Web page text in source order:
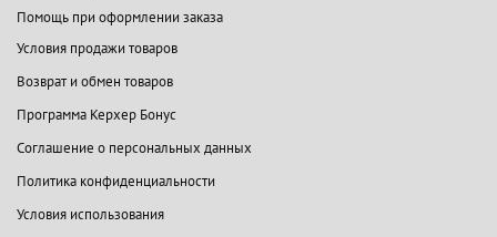
Помощь при оформлении заказа
Условия продажи товаров
Возврат и обмен товаров
Программа Керхер Бонус
Соглашение о персональных данных
Политика конфиденциальности
Условия использования